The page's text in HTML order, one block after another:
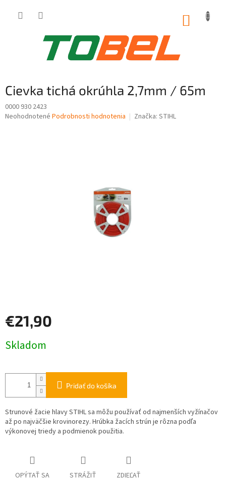
Cievka tichá okrúhla 2,7mm / 65m
0000 930 2423
Priemerné
Neohodnotené Podrobnosti hodnotenia Značka: STIHL
€21,90
cena:
Skladom
Pridať do košíka
Strunové žacie hlavy STIHL sa môžu používať od najmenších vyžínačov
až po najväčšie krovinorezy. Hrúbka žacích strún je rôzna podľa
výkonovej triedy a podmienok použitia.
OPÝTAŤ SA STRÁŽIŤ ZDIEĽAŤ